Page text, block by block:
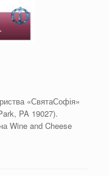
«СвятаСофія»
PA 19027).
Wine and Cheese